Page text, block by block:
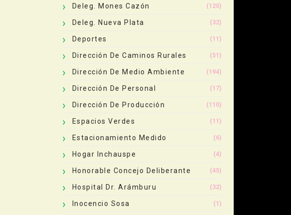
Deleg. Mones Cazón (120)
Deleg. Nueva Plata (32)
Deportes (11)
Dirección De Caminos Rurales (51)
Dirección De Medio Ambiente (194)
Dirección De Personal (17)
Dirección De Producción (110)
Espacios Verdes (11)
Estacionamiento Medido (6)
Hogar Inchauspe (4)
Honorable Concejo Deliberante (45)
Hospital Dr. Arámburu (32)
Inocencio Sosa (1)